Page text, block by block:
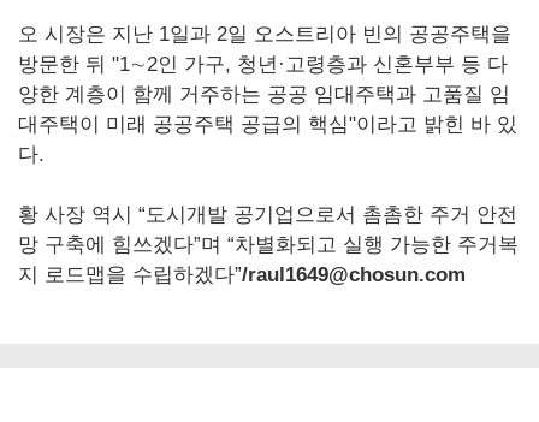
오 시장은 지난 1일과 2일 오스트리아 빈의 공공주택을
방문한 뒤 "1∼2인 가구, 청년·고령층과 신혼부부 등 다
양한 계층이 함께 거주하는 공공 임대주택과 고품질 임
대주택이 미래 공공주택 공급의 핵심"이라고 밝힌 바 있
다.
황 사장 역시 “도시개발 공기업으로서 촘촘한 주거 안전
망 구축에 힘쓰겠다”며 “차별화되고 실행 가능한 주거복
지 로드맵을 수립하겠다”/raul1649@chosun.com